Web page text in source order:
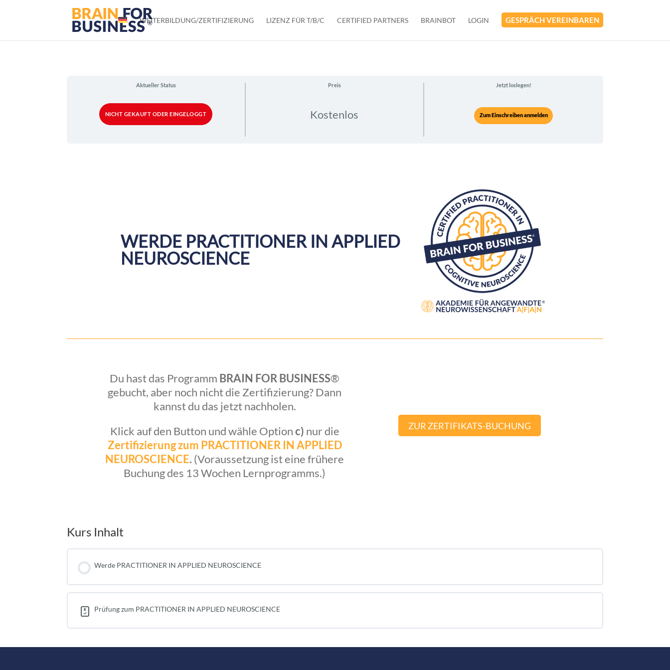
WEITERBILDUNG/ZERTIFIZIERUNG LIZENZ FÜR T/B/C CERTIFIED PARTNERS BRAINBOT LOGIN GESPRÄCH VEREINBAREN
Aktueller Status
NICHT GEKAUFT ODER EINGELOGGT
Preis
Kostenlos
Jetzt loslegen!
Zum Einschreiben anmelden
WERDE PRACTITIONER IN APPLIED
NEUROSCIENCE
Du hast das Programm BRAIN FOR BUSINESS®
gebucht, aber noch nicht die Zertifizierung? Dann
kannst du das jetzt nachholen.
Klick auf den Button und wähle Optionc) nur die
Zertifizierung zum PRACTITIONER IN APPLIED
NEUROSCIENCE. (Voraussetzung ist eine frühere
Buchung des 13 Wochen Lernprogramms.)
ZUR ZERTIFIKATS-BUCHUNG
Kurs Inhalt
Werde PRACTITIONER IN APPLIED NEUROSCIENCE
Prüfung zum PRACTITIONER IN APPLIED NEUROSCIENCE